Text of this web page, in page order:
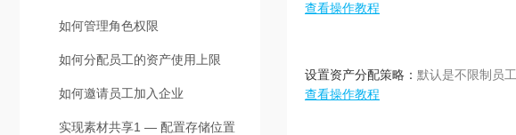
如何管理角色权限
如何分配员工的资产使用上限
如何邀请员工加入企业
实现素材共享1 — 配置存储位置
查看操作教程
设置资产分配策略： 默认是不限制员
查看操作教程